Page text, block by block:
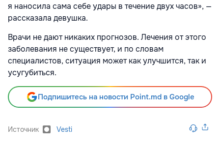
я наносила сама себе удары в течение двух часов», —
рассказала девушка.
Врачи не дают никаких прогнозов. Лечения от этого
заболевания не существует, и по словам
специалистов, ситуация может как улучшится, так и
усугубиться.
Подпишитесь на новости Point.md в Google
Источник Vesti